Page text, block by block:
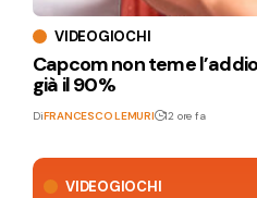
VIDEOGIOCHI
VIDEOGIOCHI
Capcom non teme
già il 90%
DiFRANCESCO LEMURI 12 ore fa